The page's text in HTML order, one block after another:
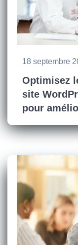
18 septembre
Optimisez
site
pour